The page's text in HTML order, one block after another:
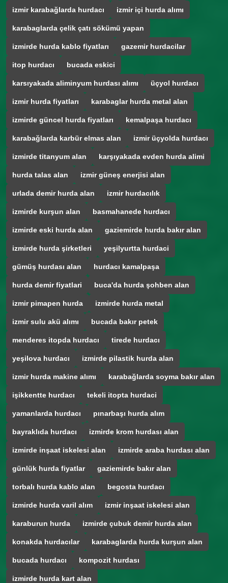
izmir karabağlarda hurdacı izmir içi hurda alımı
karabaglarda çelik çatı sökümü yapan
izmirde hurda kablo fiyatları gazemir hurdacilar
itop hurdacı bucada eskici
karsıyakada aliminyum hurdası alımı üçyol hurdacı
izmir hurda fiyatları karabaglar hurda metal alan
izmirde güncel hurda fiyatları kemalpaşa hurdacı
karabağlarda karbür elmas alan izmir üçyolda hurdacı
izmirde titanyum alan karşıyakada evden hurda alimi
hurda talas alan izmir güneş enerjisi alan
urlada demir hurda alan izmir hurdacılık
izmirde kurşun alan basmahanede hurdacı
izmirde eski hurda alan gaziemirde hurda bakır alan
izmirde hurda şirketleri yeşilyurtta hurdaci
gümüş hurdası alan hurdacı kamalpaşa
hurda demir fiyatlari buca'da hurda şohben alan
izmir pimapen hurda izmirde hurda metal
izmir sulu akü alımı bucada bakır petek
menderes itopda hurdacı tirede hurdacı
yeşilova hurdacı izmirde pilastik hurda alan
izmir hurda makine alımı karabağlarda soyma bakır alan
işikkentte hurdacı tekeli itopta hurdaci
yamanlarda hurdacı pınarbaşı hurda alım
bayraklıda hurdacı izmirde krom hurdası alan
izmirde inşaat iskelesi alan izmirde araba hurdası alan
günlük hurda fiyatlar gaziemirde bakır alan
torbalı hurda kablo alan begosta hurdacı
izmirde hurda varil alım izmir inşaat iskelesi alan
karaburun hurda izmirde çubuk demir hurda alan
konakda hurdacılar karabaglarda hurda kurşun alan
bucada hurdacı kompozit hurdası
izmirde hurda kart alan